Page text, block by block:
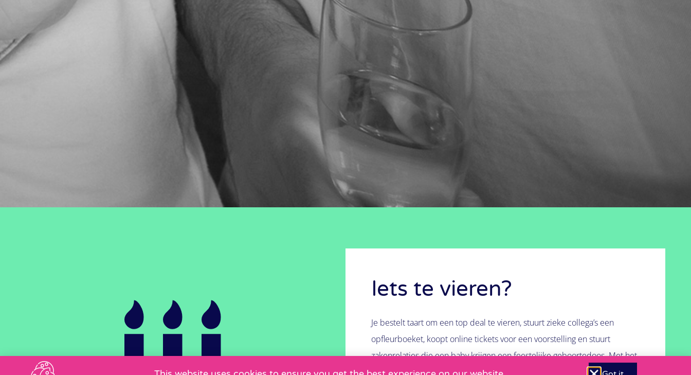
Iets te vieren?
Je bestelt taart om een top deal te vieren, stuurt zieke collega’s een
opfleurboeket, koopt online tickets voor een voorstelling en stuurt
zakenrelaties die een baby krijgen een feestelijke geboortedoos. Met het
doen van zoveel verschillende kleine (online) bestellingen en aankopen,